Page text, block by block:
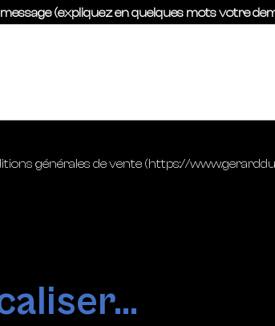
(expliquez en quelques mots votre
générales de vente (https://